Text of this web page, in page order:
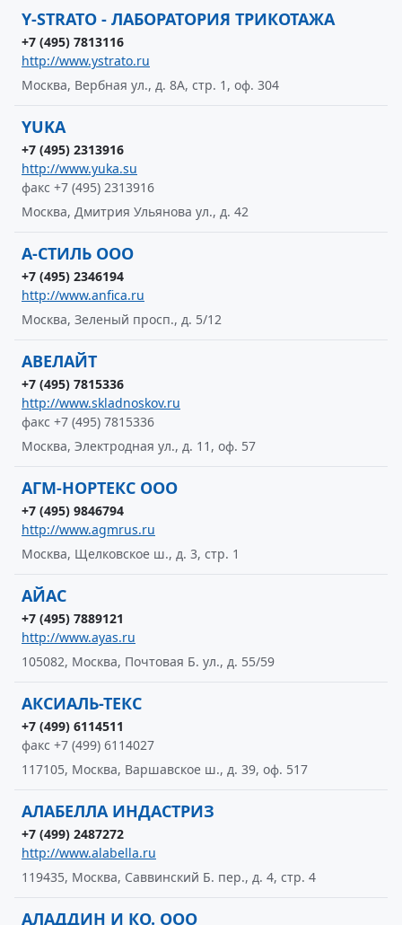
Y-STRATO - ЛАБОРАТОРИЯ ТРИКОТАЖА
+7 (495) 7813116
http://www.ystrato.ru
Москва, Вербная ул., д. 8А, стр. 1, оф. 304
YUKA
+7 (495) 2313916
http://www.yuka.su
факс +7 (495) 2313916
Москва, Дмитрия Ульянова ул., д. 42
А-СТИЛЬ ООО
+7 (495) 2346194
http://www.anfica.ru
Москва, Зеленый просп., д. 5/12
АВЕЛАЙТ
+7 (495) 7815336
http://www.skladnoskov.ru
факс +7 (495) 7815336
Москва, Электродная ул., д. 11, оф. 57
АГМ-НОРТЕКС ООО
+7 (495) 9846794
http://www.agmrus.ru
Москва, Щелковское ш., д. 3, стр. 1
АЙАС
+7 (495) 7889121
http://www.ayas.ru
105082, Москва, Почтовая Б. ул., д. 55/59
АКСИАЛЬ-ТЕКС
+7 (499) 6114511
факс +7 (499) 6114027
117105, Москва, Варшавское ш., д. 39, оф. 517
АЛАБЕЛЛА ИНДАСТРИЗ
+7 (499) 2487272
http://www.alabella.ru
119435, Москва, Саввинский Б. пер., д. 4, стр. 4
АЛАДДИН И КО. ООО